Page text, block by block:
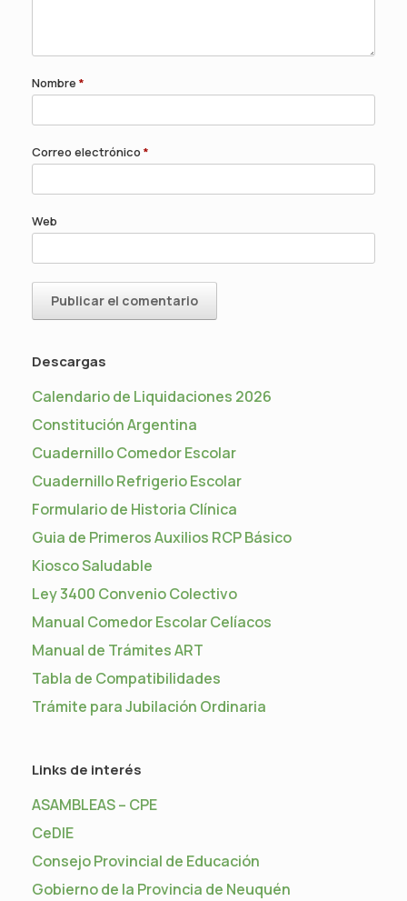
Nombre *
Correo electrónico *
Web
Descargas
Calendario de Liquidaciones 2026
Constitución Argentina
Cuadernillo Comedor Escolar
Cuadernillo Refrigerio Escolar
Formulario de Historia Clínica
Guia de Primeros Auxilios RCP Básico
Kiosco Saludable
Ley 3400 Convenio Colectivo
Manual Comedor Escolar Celíacos
Manual de Trámites ART
Tabla de Compatibilidades
Trámite para Jubilación Ordinaria
Links de interés
ASAMBLEAS – CPE
CeDIE
Consejo Provincial de Educación
Gobierno de la Provincia de Neuquén